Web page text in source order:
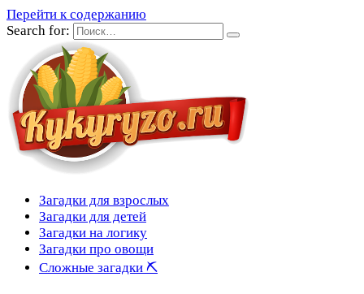
Перейти к содержанию
Search for:
Загадки для взрослых
Загадки для детей
Загадки на логику
Загадки про овощи
Сложные загадки ⛏